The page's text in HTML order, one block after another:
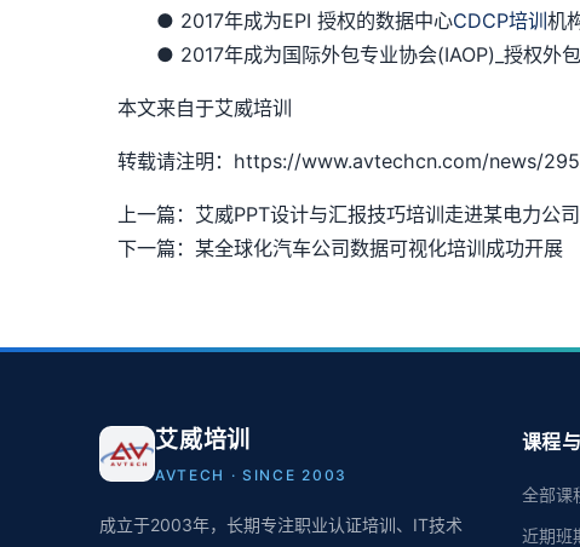
● 2017年成为EPI 授权的数据中心CDCP培训机
● 2017年成为国际外包专业协会(IAOP)_授权外
本文来自于艾威培训
转载请注明：https://www.avtechcn.com/news/
上一篇：艾威PPT设计与汇报技巧培训走进某电力公司
下一篇：某全球化汽车公司数据可视化培训成功开展
艾威培训
AVTECH · SINCE 2003
成立于2003年，长期专注职业认证培训、IT技术
课程
全部课
近期班